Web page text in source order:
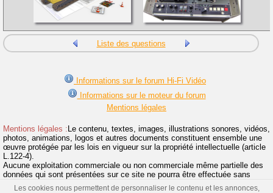
Liste des questions
Informations sur le forum Hi-Fi Vidéo
Informations sur le moteur du forum
Mentions légales
Mentions légales : Le contenu, textes, images, illustrations sonores, vidéos,
photos, animations, logos et autres documents constituent ensemble une
œuvre protégée par les lois en vigueur sur la propriété intellectuelle (article
L.122-4).
Aucune exploitation commerciale ou non commerciale même partielle des
données qui sont présentées sur ce site ne pourra être effectuée sans
l'accord préalable et écrit de la SARL Bricovidéo.
Les cookies nous permettent de personnaliser le contenu et les annonces,